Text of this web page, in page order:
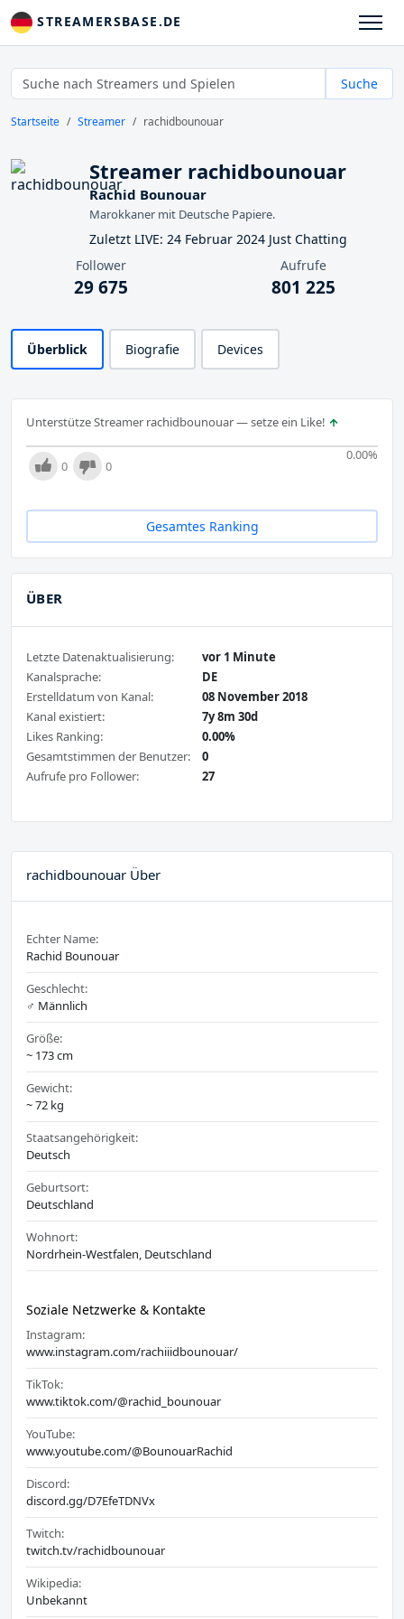
STREAMERSBASE.DE
Suche
Startseite Streamer rachidbounouar
Streamer rachidbounouar
Rachid Bounouar
Marokkaner mit Deutsche Papiere.
Zuletzt LIVE: 24 Februar 2024 Just Chatting
Follower
29 675
Aufrufe
801 225
Überblick Biografie Devices
Unterstütze Streamer rachidbounouar — setze ein Like!
0.00%
0 0
Gesamtes Ranking
ÜBER
Letzte Datenaktualisierung:
vor 1 Minute
Kanalsprache:
DE
Erstelldatum von Kanal:
08 November 2018
Kanal existiert:
7y 8m 30d
Likes Ranking:
0.00%
Gesamtstimmen der Benutzer:
0
Aufrufe pro Follower:
27
rachidbounouar Über
Echter Name:
Rachid Bounouar
Geschlecht:
♂️ Männlich
Größe:
~ 173 cm
Gewicht:
~ 72 kg
Staatsangehörigkeit:
Deutsch
Geburtsort:
Deutschland
Wohnort:
Nordrhein-Westfalen, Deutschland
Soziale Netzwerke & Kontakte
Instagram:
www.instagram.com/rachiiidbounouar/
TikTok:
www.tiktok.com/@rachid_bounouar
YouTube:
www.youtube.com/@BounouarRachid
Discord:
discord.gg/D7EfeTDNVx
Twitch:
twitch.tv/rachidbounouar
Wikipedia:
Unbekannt